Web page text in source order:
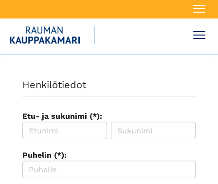
Henkilötiedot
Etu- ja sukunimi (*):
Puhelin (*):